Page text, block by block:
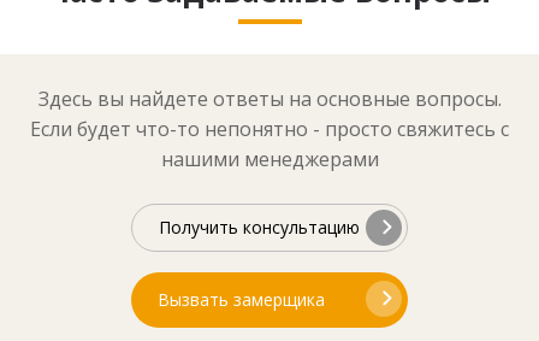
Здесь вы найдете ответы на основные вопросы.
Если будет что-то непонятно - просто свяжитесь с
нашими менеджерами
Получить консультацию
Вызвать замерщика